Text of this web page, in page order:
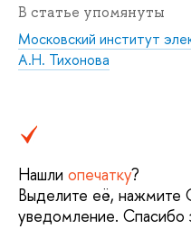
В статье упомянуты
Московский институт
А.Н. Тихонова
Нашли опечатку?
Выделите её, нажмите
уведомление. Спасибо